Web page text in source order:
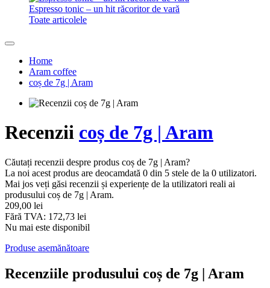
Ceai din capsula ECO? De ce nu.
Cum să alegi o cafetieră de călătorie?
Espresso tonic – un hit răcoritor de vară
Toate articolele
Home
Aram coffee
coș de 7g | Aram